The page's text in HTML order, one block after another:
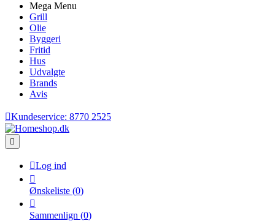
Mega Menu
Grill
Olie
Byggeri
Fritid
Hus
Udvalgte
Brands
Avis
Kundeservice: 8770 2525

Log ind

Ønskeliste (0)

Sammenlign (0)